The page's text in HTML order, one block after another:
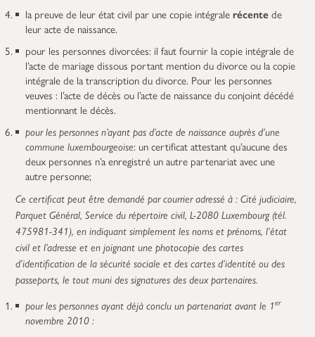
la preuve de leur état civil par une copie intégralerécentede
leur acte de naissance.
pour les personnes divorcées: il faut fournir la copie intégrale de
l’acte de mariage dissous portant mention du divorce ou la copie
intégrale de la transcription du divorce. Pour les personnes
veuves : l’acte de décès ou l’acte de naissance du conjoint décédé
mentionnant le décès.
pour les personnes n’ayant pas d’acte de naissance auprès d’une
commune luxembourgeoise: un certificat attestant qu’aucune des
deux personnes n’a enregistré un autre partenariat avec une
autre personne;
Ce certificat peut être demandé par courrier adressé à : Cité judiciaire,
Parquet Général, Service du répertoire civil, L-2080 Luxembourg (tél.
475981-341), en indiquant simplement les noms et prénoms, l’état
civil et l’adresse et en joignant une photocopie des cartes
d’identification de la sécurité sociale et des cartes d’identité ou des
passeports, le tout muni des signatures des deux partenaires.
pour les personnes ayant déjà conclu un partenariat avant le 1er
novembre 2010 :